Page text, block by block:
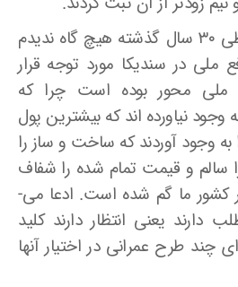
ملکیانی­ فرد افزود: در طی ۳۰ سال گذشته هیچ گاه ندیدم
ملی در سندیکا مورد توجه قرار
ملی محور بوده است چرا که
وجود نیاورده ­اند که بیشترین پول
به وجود آوردند که ساخت و ساز را
سالم و قیمت تمام شده را شفاف
کنند، چیزی که امروز در کشور ما گم شده است. ادعا می­
دارند یعنی انتظار دارند کلید
چند طرح عمرانی در اختیار آنها